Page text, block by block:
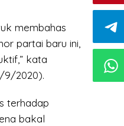
membahas
partai baru ini,
kata
9/2020).
terhadap
bakal